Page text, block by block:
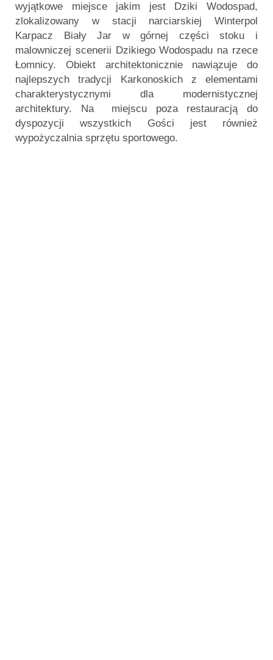
wyjątkowe miejsce jakim jest Dziki Wodospad,
zlokalizowany w stacji narciarskiej Winterpol
Karpacz Biały Jar w górnej części stoku i
malowniczej scenerii Dzikiego Wodospadu na rzece
Łomnicy. Obiekt architektonicznie nawiązuje do
najlepszych tradycji Karkonoskich z elementami
charakterystycznymi dla modernistycznej
architektury. Na miejscu poza restauracją do
dyspozycji wszystkich Gości jest również
wypożyczalnia sprzętu sportowego.